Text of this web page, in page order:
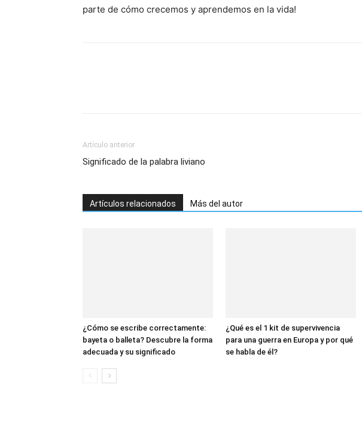
parte de cómo crecemos y aprendemos en la vida!
Artículo anterior
Significado de la palabra liviano
Artículos relacionados Más del autor
¿Cómo se escribe correctamente:
bayeta o balleta? Descubre la forma
adecuada y su significado
¿Qué es el 1 kit de supervivencia
para una guerra en Europa y por qué
se habla de él?